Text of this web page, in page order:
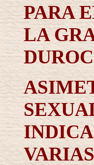
PARA
LA
DUROC